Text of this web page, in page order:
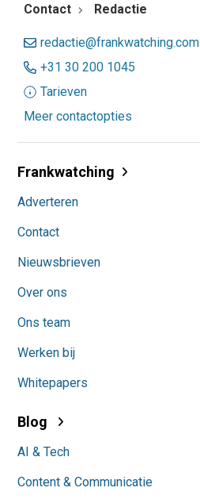
Contact Redactie
redactie@frankwatching.com
+31 30 200 1045
Tarieven
Meer contactopties
Frankwatching
Adverteren
Contact
Nieuwsbrieven
Over ons
Ons team
Werken bij
Whitepapers
Blog
AI & Tech
Content & Communicatie